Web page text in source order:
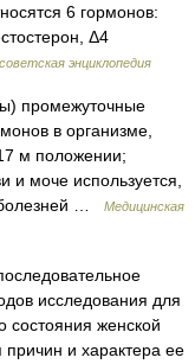
6 гормонов:
Δ4
энциклопедия
промежуточные
в организме,
м положении;
и моче используется,
болезней …
Медицинская
исследования для
состояния женской
причин и характера ее